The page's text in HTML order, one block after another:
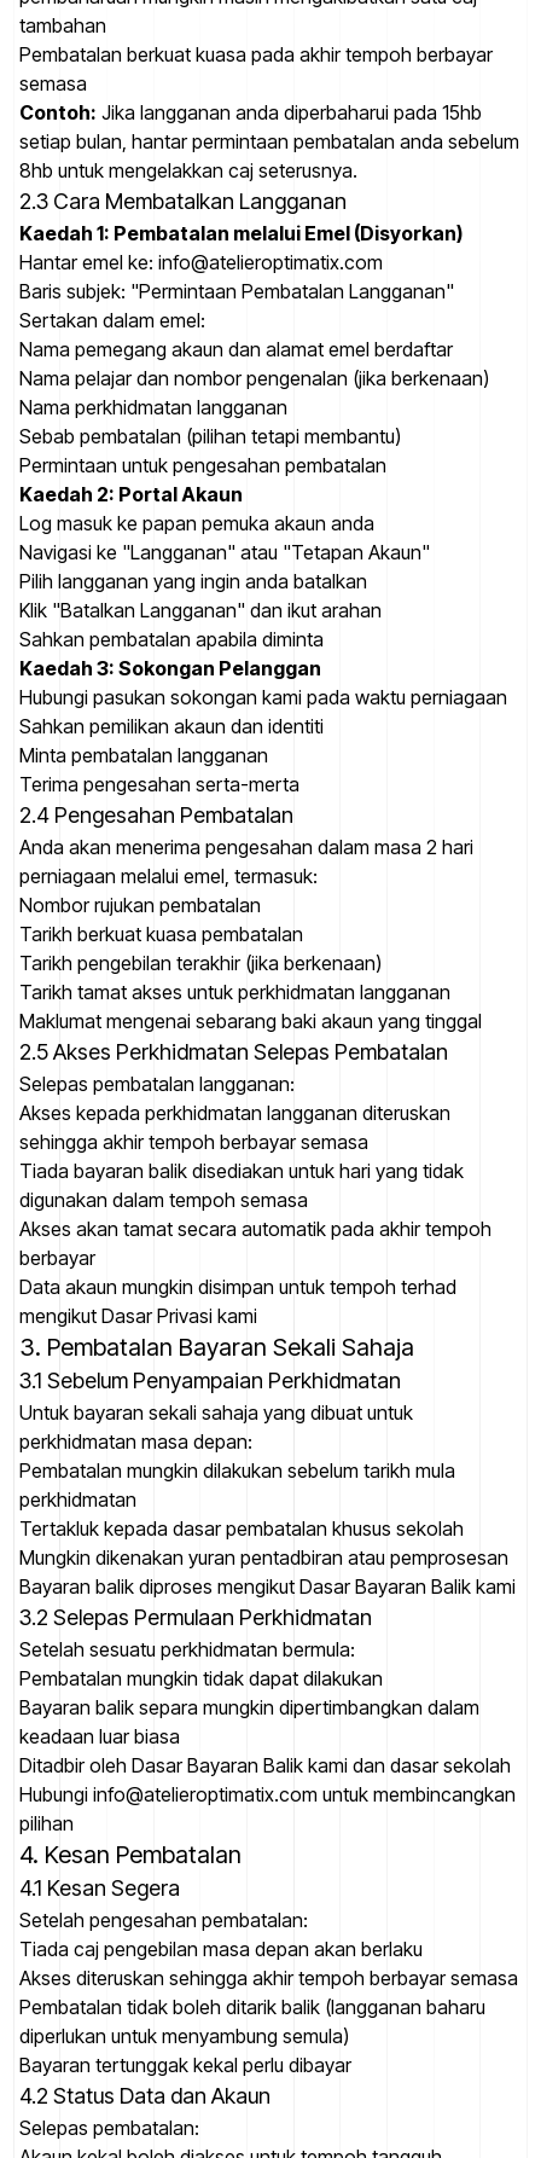
tambahan
Pembatalan berkuat kuasa pada akhir tempoh berbayar
semasa
Contoh: Jika langganan anda diperbaharui pada 15hb
setiap bulan, hantar permintaan pembatalan anda sebelum
8hb untuk mengelakkan caj seterusnya.
2.3 Cara Membatalkan Langganan
Kaedah 1: Pembatalan melalui Emel (Disyorkan)
Hantar emel ke: info@atelieroptimatix.com
Baris subjek: "Permintaan Pembatalan Langganan"
Sertakan dalam emel:
Nama pemegang akaun dan alamat emel berdaftar
Nama pelajar dan nombor pengenalan (jika berkenaan)
Nama perkhidmatan langganan
Sebab pembatalan (pilihan tetapi membantu)
Permintaan untuk pengesahan pembatalan
Kaedah 2: Portal Akaun
Log masuk ke papan pemuka akaun anda
Navigasi ke "Langganan" atau "Tetapan Akaun"
Pilih langganan yang ingin anda batalkan
Klik "Batalkan Langganan" dan ikut arahan
Sahkan pembatalan apabila diminta
Kaedah 3: Sokongan Pelanggan
Hubungi pasukan sokongan kami pada waktu perniagaan
Sahkan pemilikan akaun dan identiti
Minta pembatalan langganan
Terima pengesahan serta-merta
2.4 Pengesahan Pembatalan
Anda akan menerima pengesahan dalam masa 2 hari
perniagaan melalui emel, termasuk:
Nombor rujukan pembatalan
Tarikh berkuat kuasa pembatalan
Tarikh pengebilan terakhir (jika berkenaan)
Tarikh tamat akses untuk perkhidmatan langganan
Maklumat mengenai sebarang baki akaun yang tinggal
2.5 Akses Perkhidmatan Selepas Pembatalan
Selepas pembatalan langganan:
Akses kepada perkhidmatan langganan diteruskan
sehingga akhir tempoh berbayar semasa
Tiada bayaran balik disediakan untuk hari yang tidak
digunakan dalam tempoh semasa
Akses akan tamat secara automatik pada akhir tempoh
berbayar
Data akaun mungkin disimpan untuk tempoh terhad
mengikut Dasar Privasi kami
3. Pembatalan Bayaran Sekali Sahaja
3.1 Sebelum Penyampaian Perkhidmatan
Untuk bayaran sekali sahaja yang dibuat untuk
perkhidmatan masa depan:
Pembatalan mungkin dilakukan sebelum tarikh mula
perkhidmatan
Tertakluk kepada dasar pembatalan khusus sekolah
Mungkin dikenakan yuran pentadbiran atau pemprosesan
Bayaran balik diproses mengikut Dasar Bayaran Balik kami
3.2 Selepas Permulaan Perkhidmatan
Setelah sesuatu perkhidmatan bermula:
Pembatalan mungkin tidak dapat dilakukan
Bayaran balik separa mungkin dipertimbangkan dalam
keadaan luar biasa
Ditadbir oleh Dasar Bayaran Balik kami dan dasar sekolah
Hubungi info@atelieroptimatix.com untuk membincangkan
pilihan
4. Kesan Pembatalan
4.1 Kesan Segera
Setelah pengesahan pembatalan:
Tiada caj pengebilan masa depan akan berlaku
Akses diteruskan sehingga akhir tempoh berbayar semasa
Pembatalan tidak boleh ditarik balik (langganan baharu
diperlukan untuk menyambung semula)
Bayaran tertunggak kekal perlu dibayar
4.2 Status Data dan Akaun
Selepas pembatalan: